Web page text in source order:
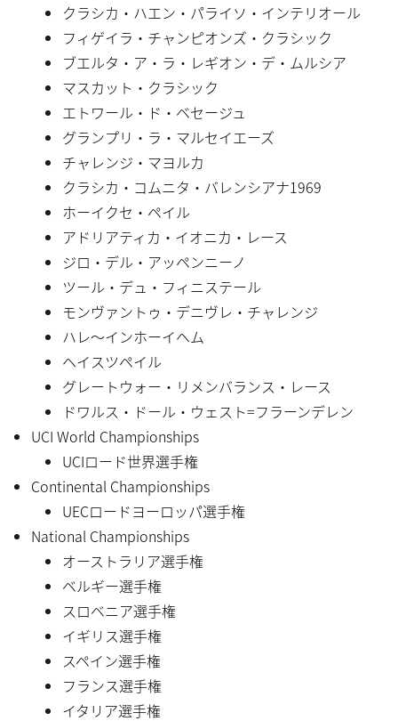
クラシカ・ハエン・パライソ・インテリオール
フィゲイラ・チャンピオンズ・クラシック
ブエルタ・ア・ラ・レギオン・デ・ムルシア
マスカット・クラシック
エトワール・ド・ベセージュ
グランプリ・ラ・マルセイエーズ
チャレンジ・マヨルカ
クラシカ・コムニタ・バレンシアナ1969
ホーイクセ・ペイル
アドリアティカ・イオニカ・レース
ジロ・デル・アッペンニーノ
ツール・デュ・フィニステール
モンヴァントゥ・デニヴレ・チャレンジ
ハレ〜インホーイヘム
ヘイスツペイル
グレートウォー・リメンバランス・レース
ドワルス・ドール・ウェスト=フラーンデレン
UCI World Championships
UCIロード世界選手権
Continental Championships
UECロードヨーロッパ選手権
National Championships
オーストラリア選手権
ベルギー選手権
スロベニア選手権
イギリス選手権
スペイン選手権
フランス選手権
イタリア選手権